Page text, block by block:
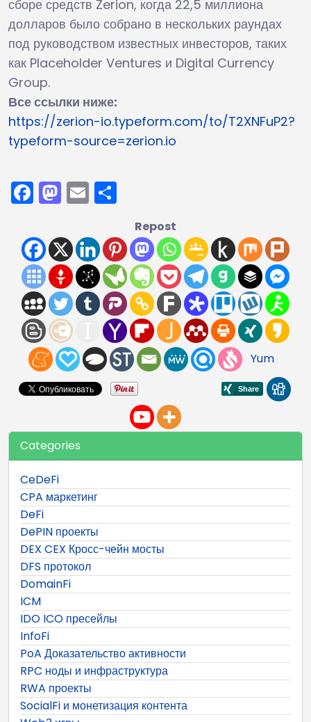
сборе средств Zerion, когда 22,5 миллиона
долларов было собрано в нескольких раундах
под руководством известных инвесторов, таких
как Placeholder Ventures и Digital Currency
Group.
Все ссылки ниже:
https://zerion-io.typeform.com/to/T2XNFuP2?
typeform-source=zerion.io
Facebook
Mastodon
Email
Repost
Yum
Categories
CeDeFi
CPA маркетинг
DeFi
DePIN проекты
DEX CEX Кросс-чейн мосты
DFS протокол
DomainFi
ICM
IDO ICO пресейлы
InfoFi
PoA Доказательство активности
RPC ноды и инфраструктура
RWA проекты
SocialFi и монетизация контента